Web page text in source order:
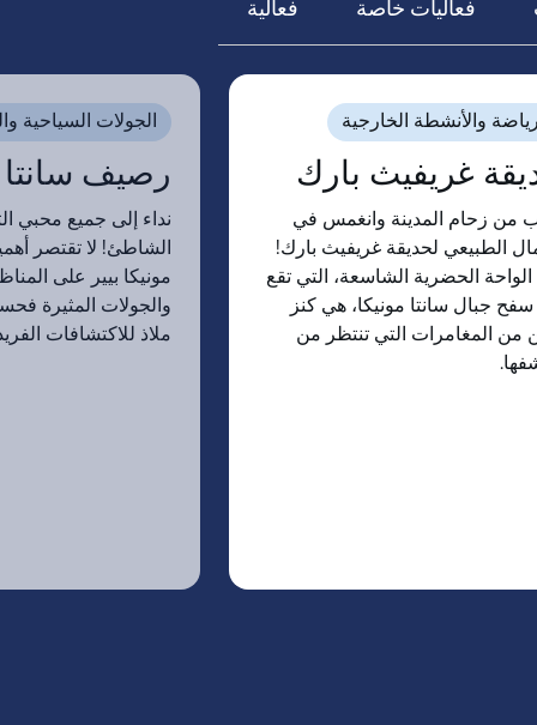
فعاليات خاصة فعالية
والأنشطة الخارجية
غريفيث بارك
من زحام المدينة وانغمس في
الطبيعي لحديقة غريفيث بارك!
الحضرية الشاسعة، التي تقع
سفح جبال سانتا مونيكا، هي كنز
من المغامرات التي تنتظر من
الجولات السياحية
رصيف سانتا
نداء إلى جميع محبي
الشاطئ! لا تقتصر
مونيكا بيير على
والجولات المثيرة
ملاذ للاكتشافات